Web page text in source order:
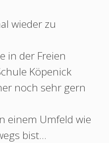
wieder zu
in der Freien
Köpenick
noch sehr gern
einem Umfeld wie
bist…